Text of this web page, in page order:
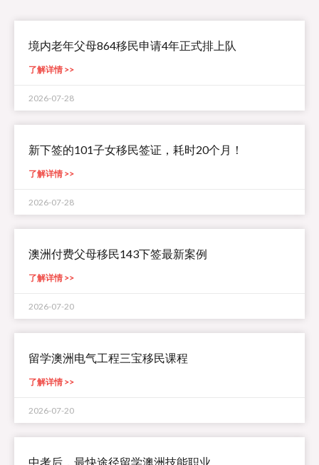
境内老年父母864移民申请4年正式排上队
了解详情 >>
2026-07-28
新下签的101子女移民签证，耗时20个月！
了解详情 >>
2026-07-28
澳洲付费父母移民143下签最新案例
了解详情 >>
2026-07-20
留学澳洲电气工程三宝移民课程
了解详情 >>
2026-07-20
中考后，最快途径留学澳洲技能职业